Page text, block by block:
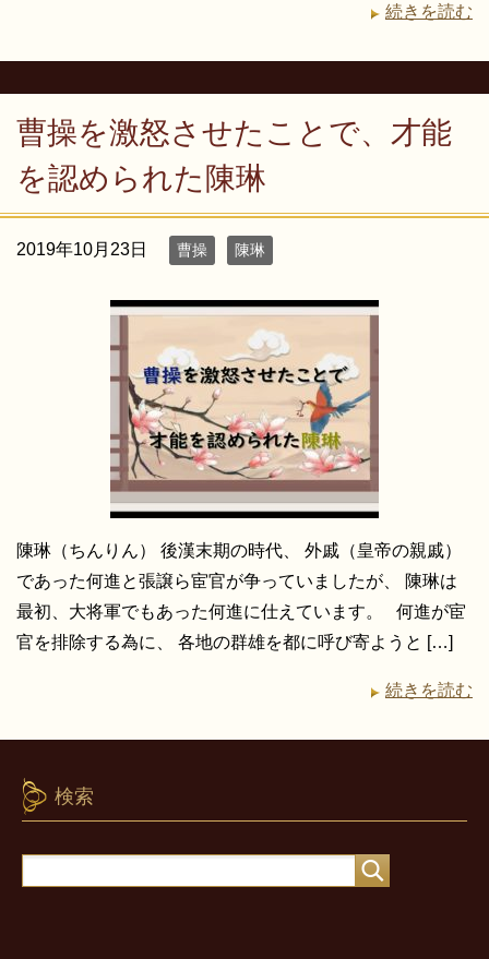
続きを読む
曹操を激怒させたことで、才能
を認められた陳琳
2019年10月23日 曹操 陳琳
陳琳（ちんりん） 後漢末期の時代、 外戚（皇帝の親戚）
であった何進と張譲ら宦官が争っていましたが、 陳琳は
最初、大将軍でもあった何進に仕えています。 何進が宦
官を排除する為に、 各地の群雄を都に呼び寄ようと […]
続きを読む
検索